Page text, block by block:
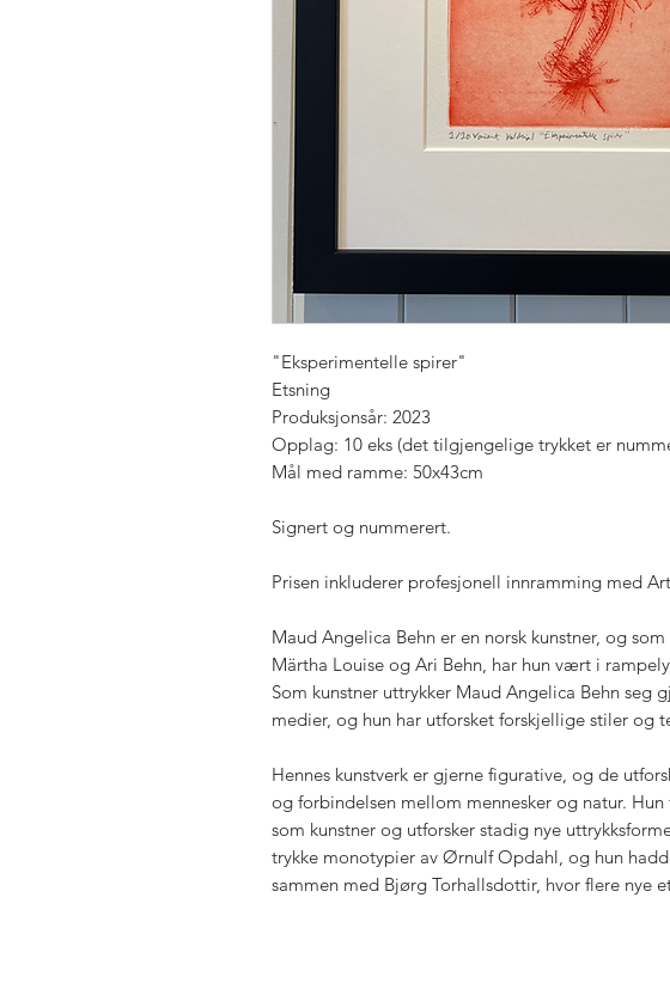
"Eksperimentelle spirer"
Etsning
Produksjonsår: 2023
Opplag: 10 eks (det tilgjengelige trykket er
Mål med ramme: 50x43cm
Signert og nummerert.
Prisen inkluderer profesjonell innramming med
Maud Angelica Behn er en norsk kunstner, og
Märtha Louise og Ari Behn, har hun vært i
Som kunstner uttrykker Maud Angelica Behn seg
medier, og hun har utforsket forskjellige stiler og
Hennes kunstverk er gjerne figurative, og de
og forbindelsen mellom mennesker og natur.
som kunstner og utforsker stadig nye
trykke monotypier av Ørnulf Opdahl, og hun
sammen med Bjørg Torhallsdottir, hvor flere nye